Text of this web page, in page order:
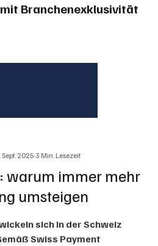
Branchenexklusivität
warum immer mehr
umsteigen
Sept. 20253 Min. Lesezeit
bewertet.
sich in der Schweiz
Swiss Payment